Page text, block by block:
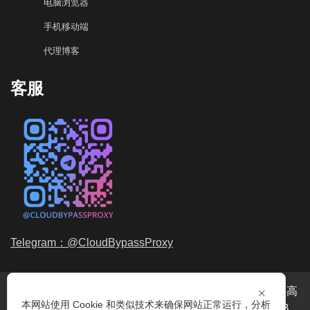
电脑浏览器
手机移动端
代理博客
客服
Telegram：@CloudBypassProxy
代理服务提供商，我们提供高
×
本网站使用 Cookie 和类似技术来确保网站正常运行，分析